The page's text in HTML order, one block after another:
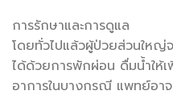
การรักษาและการดูแล
โดยทั่วไปแล้วผู้ป่วยส่วนใหญ่
ได้ด้วยการพักผ่อน ดื่มน้ำให้เ
อาการในบางกรณี แพทย์อา